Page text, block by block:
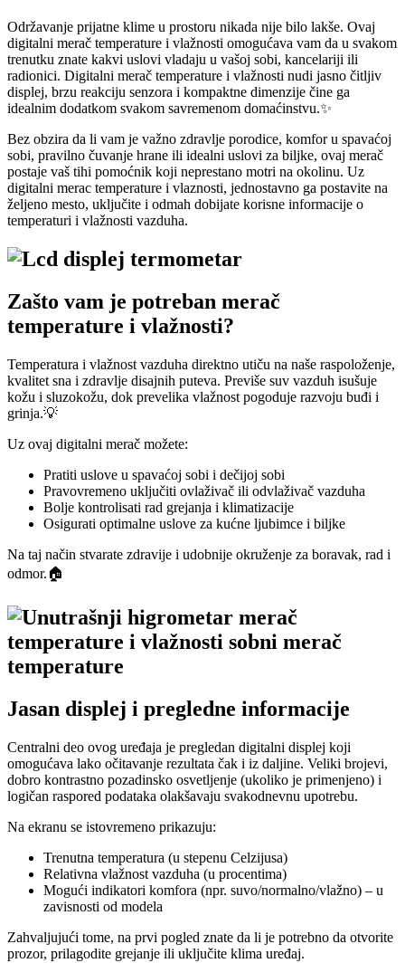
Održavanje prijatne klime u prostoru nikada nije bilo lakše. Ovaj
digitalni merač temperature i vlažnosti omogućava vam da u svakom
trenutku znate kakvi uslovi vladaju u vašoj sobi, kancelariji ili
radionici. Digitalni merač temperature i vlažnosti nudi jasno čitljiv
displej, brzu reakciju senzora i kompaktne dimenzije čine ga
idealnim dodatkom svakom savremenom domaćinstvu.✨
Bez obzira da li vam je važno zdravlje porodice, komfor u spavaćoj
sobi, pravilno čuvanje hrane ili idealni uslovi za biljke, ovaj merač
postaje vaš tihi pomoćnik koji neprestano motri na okolinu. Uz
digitalni merac temperature i vlaznosti, jednostavno ga postavite na
željeno mesto, uključite i odmah dobijate korisne informacije o
temperaturi i vlažnosti vazduha.
Zašto vam je potreban merač
temperature i vlažnosti?
Temperatura i vlažnost vazduha direktno utiču na naše raspoloženje,
kvalitet sna i zdravlje disajnih puteva. Previše suv vazduh isušuje
kožu i sluzokožu, dok prevelika vlažnost pogoduje razvoju buđi i
grinja.💡
Uz ovaj digitalni merač možete:
Pratiti uslove u spavaćoj sobi i dečijoj sobi
Pravovremeno uključiti ovlaživač ili odvlaživač vazduha
Bolje kontrolisati rad grejanja i klimatizacije
Osigurati optimalne uslove za kućne ljubimce i biljke
Na taj način stvarate zdravije i udobnije okruženje za boravak, rad i
odmor.🏠
Jasan displej i pregledne informacije
Centralni deo ovog uređaja je pregledan digitalni displej koji
omogućava lako očitavanje rezultata čak i iz daljine. Veliki brojevi,
dobro kontrastno pozadinsko osvetljenje (ukoliko je primenjeno) i
logičan raspored podataka olakšavaju svakodnevnu upotrebu.
Na ekranu se istovremeno prikazuju:
Trenutna temperatura (u stepenu Celzijusa)
Relativna vlažnost vazduha (u procentima)
Mogući indikatori komfora (npr. suvo/normalno/vlažno) – u
zavisnosti od modela
Zahvaljujući tome, na prvi pogled znate da li je potrebno da otvorite
prozor, prilagodite grejanje ili uključite klima uređaj.